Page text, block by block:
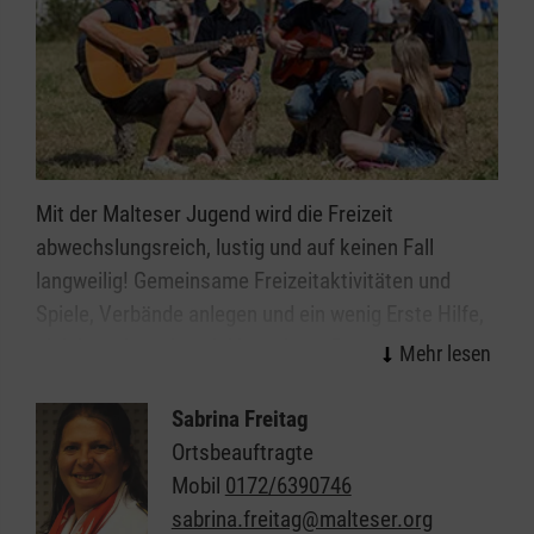
Mit der Malteser Jugend wird die Freizeit
abwechslungsreich, lustig und auf keinen Fall
langweilig! Gemeinsame Freizeitaktivitäten und
sich kreativ und sozial betätigen. Das und noch
Die Malteser Jugend ist die in Gruppen
zusammengeschlossene Gemeinschaft von Kindern,
Jugendlichen und jungen Erwachsenen im Malteser
Sabrina Freitag
Ortsbeauftragte
Mobil 0172/6390746
sabrina.freitag@malteser.org